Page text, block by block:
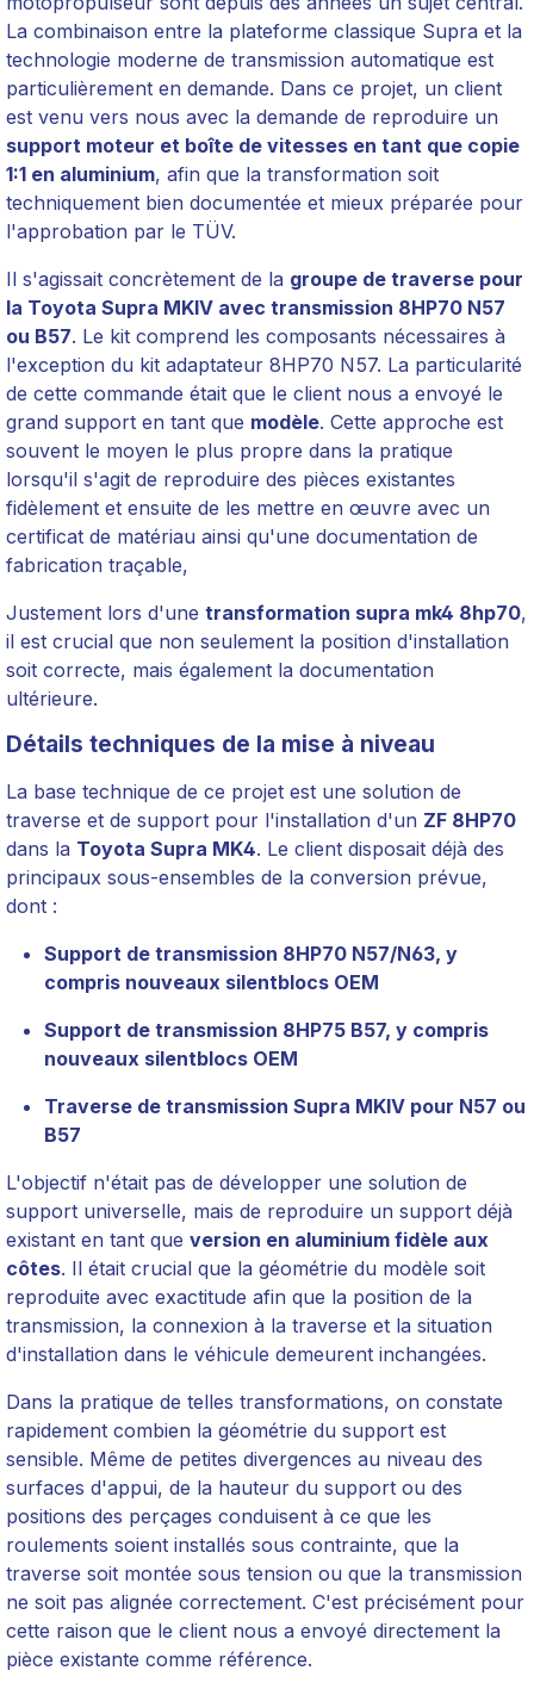
La combinaison entre la plateforme classique Supra et la
technologie moderne de transmission automatique est
particulièrement en demande. Dans ce projet, un client
est venu vers nous avec la demande de reproduire un
support moteur et boîte de vitesses en tant que copie
1:1 en aluminium, afin que la transformation soit
techniquement bien documentée et mieux préparée pour
l'approbation par le TÜV.
Il s'agissait concrètement de la groupe de traverse pour
la Toyota Supra MKIV avec transmission 8HP70 N57
ou B57. Le kit comprend les composants nécessaires à
l'exception du kit adaptateur 8HP70 N57. La particularité
de cette commande était que le client nous a envoyé le
grand support en tant que modèle. Cette approche est
souvent le moyen le plus propre dans la pratique
lorsqu'il s'agit de reproduire des pièces existantes
fidèlement et ensuite de les mettre en œuvre avec un
certificat de matériau ainsi qu'une documentation de
fabrication traçable,
Justement lors d'une transformation supra mk4 8hp70,
il est crucial que non seulement la position d'installation
soit correcte, mais également la documentation
ultérieure.
Détails techniques de la mise à niveau
La base technique de ce projet est une solution de
traverse et de support pour l'installation d'un ZF 8HP70
dans la Toyota Supra MK4. Le client disposait déjà des
principaux sous-ensembles de la conversion prévue,
dont :
Support de transmission 8HP70 N57/N63, y
compris nouveaux silentblocs OEM
Support de transmission 8HP75 B57, y compris
nouveaux silentblocs OEM
Traverse de transmission Supra MKIV pour N57 ou
B57
L'objectif n'était pas de développer une solution de
support universelle, mais de reproduire un support déjà
existant en tant que version en aluminium fidèle aux
côtes. Il était crucial que la géométrie du modèle soit
reproduite avec exactitude afin que la position de la
transmission, la connexion à la traverse et la situation
d'installation dans le véhicule demeurent inchangées.
Dans la pratique de telles transformations, on constate
rapidement combien la géométrie du support est
sensible. Même de petites divergences au niveau des
surfaces d'appui, de la hauteur du support ou des
positions des perçages conduisent à ce que les
roulements soient installés sous contrainte, que la
traverse soit montée sous tension ou que la transmission
ne soit pas alignée correctement. C'est précisément pour
cette raison que le client nous a envoyé directement la
pièce existante comme référence.